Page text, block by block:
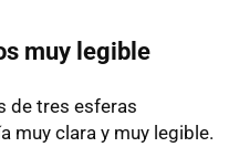
muy legible
de tres esferas
muy clara y muy legible.